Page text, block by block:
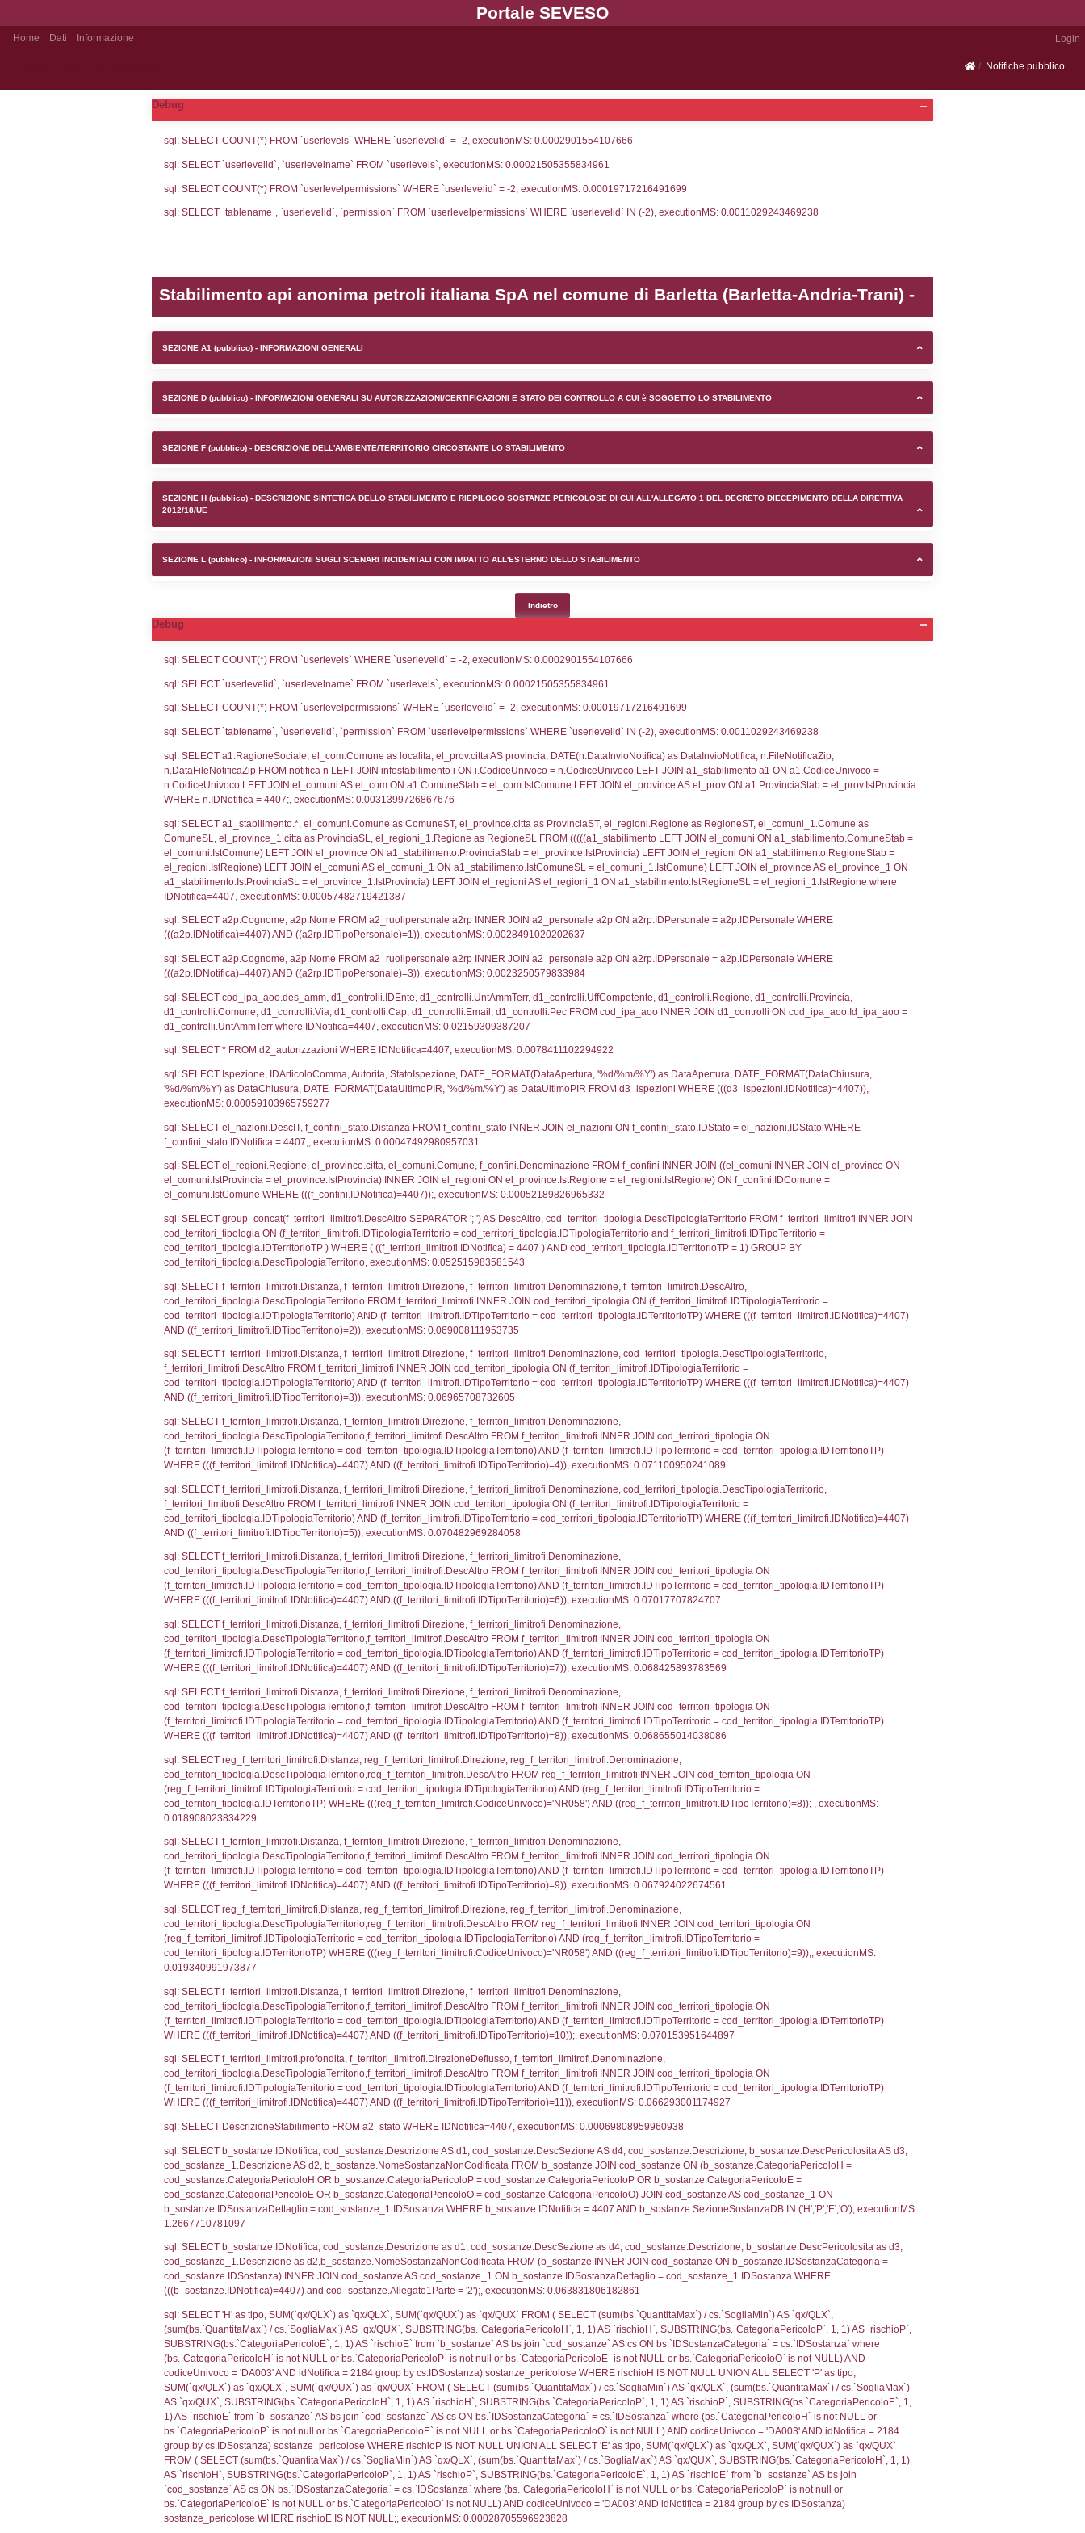
Portale SEVESO
Notifiche pubblico
Debug
sql: SELECT COUNT(*) FROM `userlevels` WHERE `userlevelid` = -2, executionMS: 0.0002901554107666
sql: SELECT COUNT(*) FROM `userlevelpermissions` WHERE `userlevelid` = -2, executionMS: 0.00019717216491699
Stabilimento api anonima petroli italiana SpA nel comune di
SEZIONE D (pubblico) - INFORMAZIONI GENERALI SU AUTORIZZAZIONI/CERTIFICAZIONI E STATO DEI CONTROLLO A CUI è SOGGETTO
SEZIONE F (pubblico) - DESCRIZIONE DELL'AMBIENTE/TERRITORIO CIRCOSTANTE LO STABILIMENTO
SEZIONE H (pubblico) - DESCRIZIONE SINTETICA DELLO STABILIMENTO E RIEPILOGO SOSTANZE PERICOLOSE DI CUI ALL'ALLEGATO
2012/18/UE
SEZIONE L (pubblico) - INFORMAZIONI SUGLI SCENARI INCIDENTALI CON IMPATTO ALL'ESTERNO DELLO STABILIMENTO
Debug
sql: SELECT COUNT(*) FROM `userlevels` WHERE `userlevelid` = -2, executionMS: 0.0002901554107666
sql: SELECT `userlevelid`, `userlevelname` FROM `userlevels`, executionMS: 0.00021505355834961
sql: SELECT COUNT(*) FROM `userlevelpermissions` WHERE `userlevelid` = -2, executionMS: 0.00019717216491699
sql: SELECT `tablename`, `userlevelid`, `permission` FROM `userlevelpermissions` WHERE `userlevelid` IN (-2),
sql: SELECT a1.RagioneSociale, el_com.Comune as localita, el_prov.citta AS provincia, DATE(n.DataInvioNotifica) as
n.DataFileNotificaZip FROM notifica n LEFT JOIN infostabilimento i ON i.CodiceUnivoco = n.CodiceUnivoco LEFT JOIN
WHERE n.IDNotifica = 4407;, executionMS: 0.0031399726867676
sql: SELECT a1_stabilimento.*, el_comuni.Comune as ComuneST, el_province.citta as ProvinciaST, el_regioni.Regione
ComuneSL, el_province_1.citta as ProvinciaSL, el_regioni_1.Regione as RegioneSL FROM (((((a1_stabilimento LEFT
el_comuni.IstComune) LEFT JOIN el_province ON a1_stabilimento.ProvinciaStab = el_province.IstProvincia) LEFT JOIN
el_regioni.IstRegione) LEFT JOIN el_comuni AS el_comuni_1 ON a1_stabilimento.IstComuneSL =
a1_stabilimento.IstProvinciaSL = el_province_1.IstProvincia) LEFT JOIN el_regioni AS el_regioni_1 ON
IDNotifica=4407, executionMS: 0.00057482719421387
sql: SELECT a2p.Cognome, a2p.Nome FROM a2_ruolipersonale a2rp INNER JOIN a2_personale a2p ON
(((a2p.IDNotifica)=4407) AND ((a2rp.IDTipoPersonale)=1)), executionMS: 0.0028491020202637
sql: SELECT a2p.Cognome, a2p.Nome FROM a2_ruolipersonale a2rp INNER JOIN a2_personale a2p ON
(((a2p.IDNotifica)=4407) AND ((a2rp.IDTipoPersonale)=3)), executionMS: 0.0023250579833984
sql: SELECT cod_ipa_aoo.des_amm, d1_controlli.IDEnte, d1_controlli.UntAmmTerr, d1_controlli.UffCompetente,
d1_controlli.Comune, d1_controlli.Via, d1_controlli.Cap, d1_controlli.Email, d1_controlli.Pec FROM cod_ipa_aoo INNER
d1_controlli.UntAmmTerr where IDNotifica=4407, executionMS: 0.02159309387207
sql: SELECT Ispezione, IDArticoloComma, Autorita, StatoIspezione, DATE_FORMAT(DataApertura, '%d/%m/%Y') as
'%d/%m/%Y') as DataChiusura, DATE_FORMAT(DataUltimoPIR, '%d/%m/%Y') as DataUltimoPIR FROM d3_ispezioni
executionMS: 0.00059103965759277
sql: SELECT el_nazioni.DescIT, f_confini_stato.Distanza FROM f_confini_stato INNER JOIN el_nazioni ON
f_confini_stato.IDNotifica = 4407;, executionMS: 0.00047492980957031
sql: SELECT el_regioni.Regione, el_province.citta, el_comuni.Comune, f_confini.Denominazione FROM f_confini INNER
el_comuni.IstProvincia = el_province.IstProvincia) INNER JOIN el_regioni ON el_province.IstRegione =
el_comuni.IstComune WHERE (((f_confini.IDNotifica)=4407));, executionMS: 0.00052189826965332
sql: SELECT group_concat(f_territori_limitrofi.DescAltro SEPARATOR '; ') AS DescAltro,
cod_territori_tipologia.IDTerritorioTP ) WHERE ( ((f_territori_limitrofi.IDNotifica) = 4407 ) AND
cod_territori_tipologia.DescTipologiaTerritorio, executionMS: 0.052515983581543
cod_territori_tipologia.DescTipologiaTerritorio FROM f_territori_limitrofi INNER JOIN cod_territori_tipologia ON
cod_territori_tipologia.IDTipologiaTerritorio) AND (f_territori_limitrofi.IDTipoTerritorio =
AND ((f_territori_limitrofi.IDTipoTerritorio)=2)), executionMS: 0.069008111953735
sql: SELECT f_territori_limitrofi.Distanza, f_territori_limitrofi.Direzione, f_territori_limitrofi.Denominazione,
f_territori_limitrofi.DescAltro FROM f_territori_limitrofi INNER JOIN cod_territori_tipologia ON
cod_territori_tipologia.IDTipologiaTerritorio) AND (f_territori_limitrofi.IDTipoTerritorio =
AND ((f_territori_limitrofi.IDTipoTerritorio)=3)), executionMS: 0.06965708732605
sql: SELECT f_territori_limitrofi.Distanza, f_territori_limitrofi.Direzione, f_territori_limitrofi.Denominazione,
cod_territori_tipologia.DescTipologiaTerritorio,f_territori_limitrofi.DescAltro FROM f_territori_limitrofi INNER JOIN
WHERE (((f_territori_limitrofi.IDNotifica)=4407) AND ((f_territori_limitrofi.IDTipoTerritorio)=4)), executionMS:
sql: SELECT f_territori_limitrofi.Distanza, f_territori_limitrofi.Direzione, f_territori_limitrofi.Denominazione,
f_territori_limitrofi.DescAltro FROM f_territori_limitrofi INNER JOIN cod_territori_tipologia ON
cod_territori_tipologia.IDTipologiaTerritorio) AND (f_territori_limitrofi.IDTipoTerritorio =
AND ((f_territori_limitrofi.IDTipoTerritorio)=5)), executionMS: 0.070482969284058
sql: SELECT f_territori_limitrofi.Distanza, f_territori_limitrofi.Direzione, f_territori_limitrofi.Denominazione,
cod_territori_tipologia.DescTipologiaTerritorio,f_territori_limitrofi.DescAltro FROM f_territori_limitrofi INNER JOIN
(f_territori_limitrofi.IDTipologiaTerritorio = cod_territori_tipologia.IDTipologiaTerritorio) AND
WHERE (((f_territori_limitrofi.IDNotifica)=4407) AND ((f_territori_limitrofi.IDTipoTerritorio)=6)), executionMS:
sql: SELECT f_territori_limitrofi.Distanza, f_territori_limitrofi.Direzione, f_territori_limitrofi.Denominazione,
cod_territori_tipologia.DescTipologiaTerritorio,f_territori_limitrofi.DescAltro FROM f_territori_limitrofi INNER JOIN